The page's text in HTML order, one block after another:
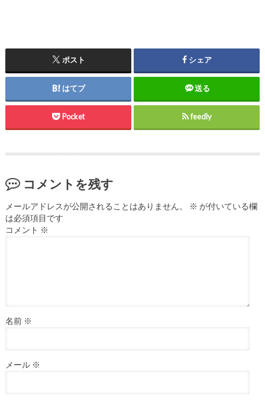
ポスト シェア
はてブ 送る
Pocket feedly
コメントを残す
メールアドレスが公開されることはありません。 ※ が付いている欄
は必須項目です
コメント ※
名前 ※
メール ※